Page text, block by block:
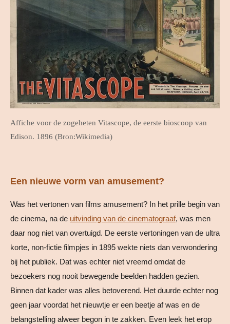
Affiche voor de zogeheten Vitascope, de eerste bioscoop van
Edison. 1896 (Bron:Wikimedia)
Een nieuwe vorm van amusement?
Was het vertonen van films amusement? In het prille begin van
de cinema, na de uitvinding van de cinematograaf, was men
daar nog niet van overtuigd. De eerste vertoningen van de ultra
korte, non-fictie filmpjes in 1895 wekte niets dan verwondering
bij het publiek. Dat was echter niet vreemd omdat de
bezoekers nog nooit bewegende beelden hadden gezien.
Binnen dat kader was alles betoverend. Het duurde echter nog
geen jaar voordat het nieuwtje er een beetje af was en de
belangstelling alweer begon in te zakken. Even leek het erop